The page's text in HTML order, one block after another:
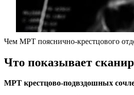
Чем МРТ пояснично-крестцового
Что показывает
МРТ крестцово-подвздошных